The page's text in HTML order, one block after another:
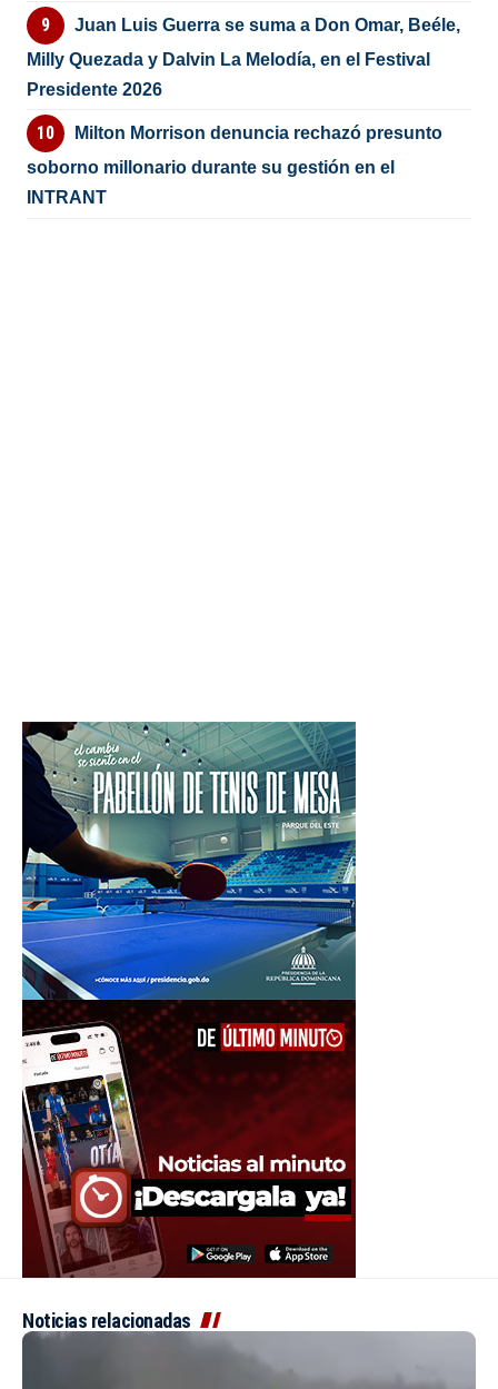
Juan Luis Guerra se suma a Don Omar, Beéle,
Milly Quezada y Dalvin La Melodía, en el Festival
Presidente 2026
Milton Morrison denuncia rechazó presunto
soborno millonario durante su gestión en el
INTRANT
Noticias relacionadas